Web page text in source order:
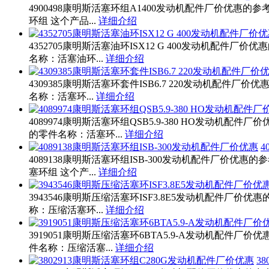
4900498康明斯活塞环组A1400发动机配件厂价优惠的
环组 这个产品... 详细介绍
4352705康明斯活塞油环ISX12 G 400发动机配件厂价优
名称：活塞油环... 详细介绍
4309385康明斯活塞环套件ISB6.7 220发动机配件厂价优
名称：活塞环... 详细介绍
4089974康明斯活塞环组QSB5.9-380 HO发动机配件厂
的零件名称：活塞环... 详细介绍
4089138康明斯活塞环组ISB-300发动机配件厂价优惠的
塞环组 这个产... 详细介绍
3943546康明斯压缩活塞环ISF3.8E5发动机配件厂价优
称：压缩活塞环... 详细介绍
3919051康明斯压缩活塞环6BTA5.9-A发动机配件厂价
件名称：压缩活塞... 详细介绍